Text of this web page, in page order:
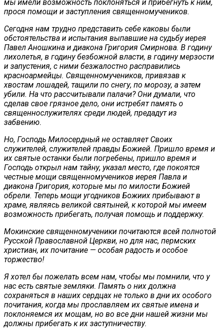
мы имели возможность поклоняться и прибегнуть к ним,
прося помощи и заступления священномучеников.
Сегодня нам трудно представить себе каковы были
обстоятельства и испытания выпавшие на судьбу иерея
Павел Аношкина и диакона Григория Смирнова. В годину
лихолетья, в годину безбожной власти, в годину мерзости
и запустения, с ними безжалостно расправились
красноармейцы. Священномучеников, привязав к
хвостам лошадей, тащили по снегу, по морозу, а затем
убили. На что рассчитывали палачи? Они думали, что
сделав свое грязное дело, они истребят память о
священнослужителях среди людей, предадут из
забвению.
Но, Господь Милосердный не оставляет Своих
служителей, служителей правды Божией. Пришло время и
их святые останки были погребены, пришло время и
Господь открыл нам тайну, указал место, где покоятся
честные мощи священномучеников иерея Павла и
диакона Григория, которые мы по милости Божией
обрели. Теперь мощи угодников Божиих прибывают в
храме, являясь великой святыней, к которой мы имеем
возможность прибегать, получая помощь и поддержку.
Мокинские священномученики почитаются всей полнотой
Русской Православной Церкви, но для нас, пермских
христиан, их почитание — особая радость и особое
торжество!
Я хотел бы пожелать всем нам, чтобы мы помнили, что у
нас есть святые земляки. Память о них должна
сохраняться в наших сердцах не только в дни их особого
почитания, когда мы прославляем их святые имена и
поклоняемся их мощам, но во все дни нашей жизни мы
должны прибегать к их заступничеству.